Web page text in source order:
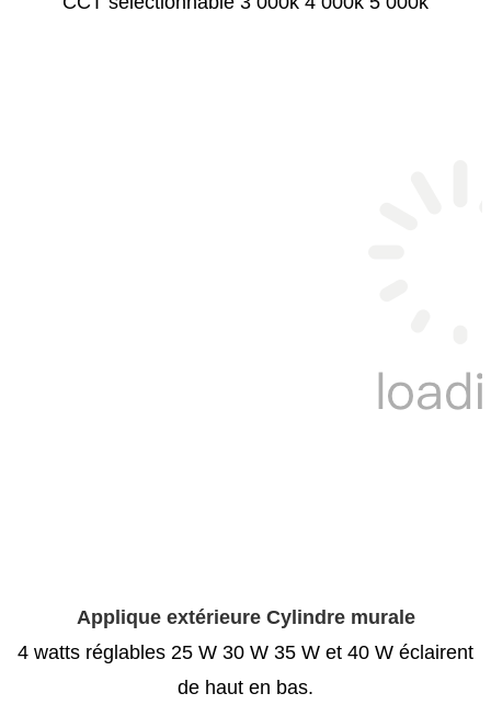
Applique extérieure Cylindre murale
4 watts réglables 25 W 30 W 35 W et 40 W éclairent
de haut en bas.